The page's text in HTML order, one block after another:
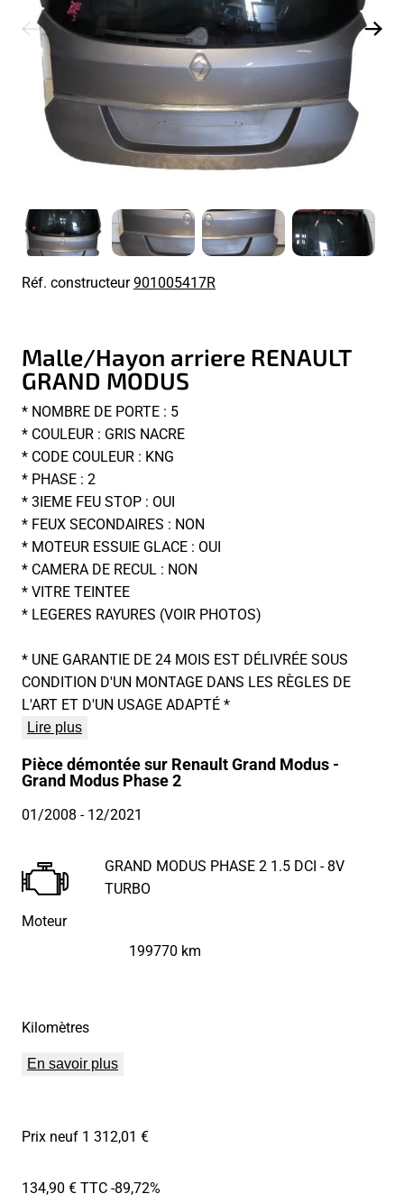
Réf. constructeur901005417R
Malle/Hayon arriere RENAULT
GRAND MODUS
* NOMBRE DE PORTE : 5
* COULEUR : GRIS NACRE
* CODE COULEUR : KNG
* PHASE : 2
* 3IEME FEU STOP : OUI
* FEUX SECONDAIRES : NON
* MOTEUR ESSUIE GLACE : OUI
* CAMERA DE RECUL : NON
* VITRE TEINTEE
* LEGERES RAYURES (VOIR PHOTOS)
* UNE GARANTIE DE 24 MOIS EST DÉLIVRÉE SOUS
CONDITION D'UN MONTAGE DANS LES RÈGLES DE
L'ART ET D'UN USAGE ADAPTÉ *
Lire plus
Pièce démontée sur Renault Grand Modus -
Grand Modus Phase 2
01/2008- 12/2021
Moteur
GRAND MODUS PHASE 2 1.5 DCI - 8V
TURBO
Kilomètres
199770 km
En savoir plus
Prix neuf 1 312,01 €
134,90 € TTC-89,72%